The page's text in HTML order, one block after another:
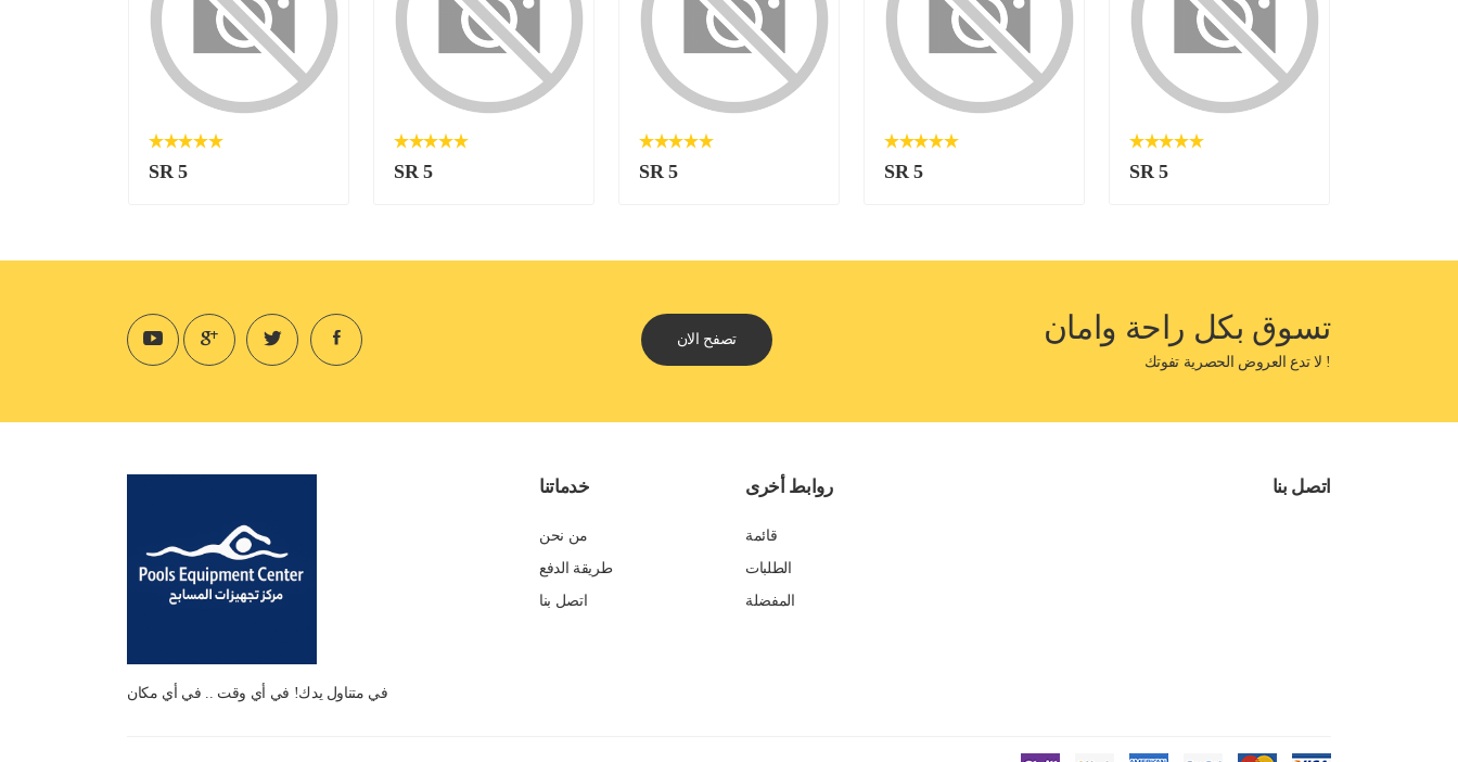
SR 5 SR 5 SR 5 SR 5 SR 5
تسوق بكل راحة وامان
! لا تدع العروض الحصرية تفوتك
تصفح الان
في متناول يدك! في أي وقت .. في أي مكان
خدماتنا
من نحن
طريقة الدفع
اتصل بنا
روابط أخرى
قائمة
الطلبات
المفضلة
اتصل بنا